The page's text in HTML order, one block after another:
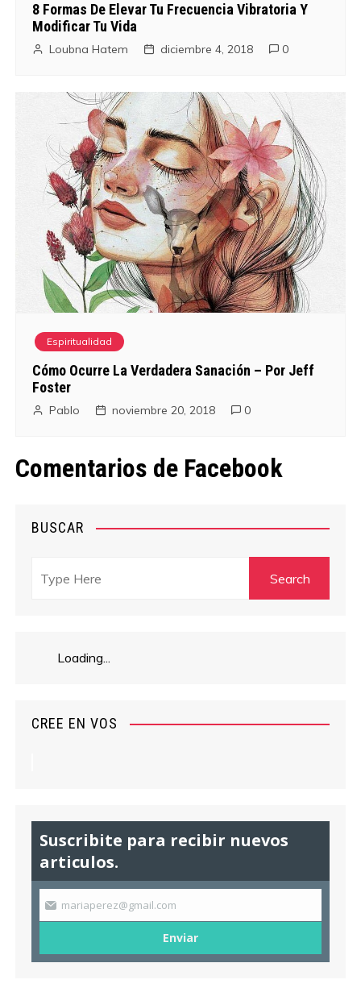
8 Formas De Elevar Tu Frecuencia Vibratoria Y
Modificar Tu Vida
Loubna Hatem diciembre 4, 2018 0
Espiritualidad
Cómo Ocurre La Verdadera Sanación – Por Jeff
Foster
Pablo noviembre 20, 2018 0
Comentarios de Facebook
BUSCAR
Loading...
CREE EN VOS
Suscribite para recibir nuevos
articulos.
mariaperez@gmail.com
Enviar